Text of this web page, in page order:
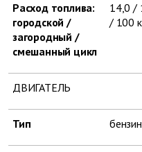
Расход топлива:
городской /
загородный /
смешанный цикл
14,0 /
/ 100
ДВИГАТЕЛЬ
Тип